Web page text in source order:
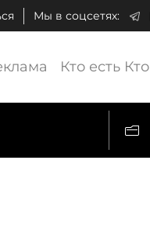
Мы в соцсетях:
Кто есть Кто